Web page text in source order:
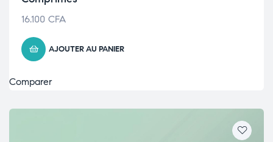
16.100 CFA
AJOUTER AU PANIER
Comparer